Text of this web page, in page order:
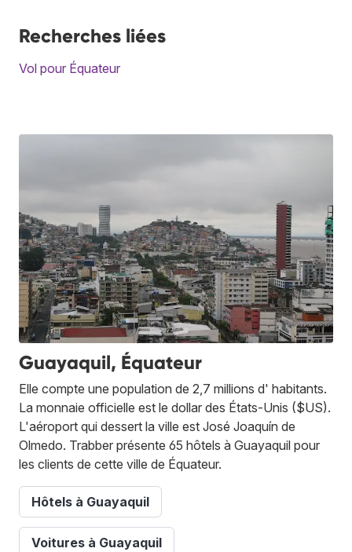
Recherches liées
Vol pour Équateur
Guayaquil, Équateur
Elle compte une population de 2,7 millions d' habitants.
La monnaie officielle est le dollar des États-Unis ($US).
L'aéroport qui dessert la ville est José Joaquín de
Olmedo. Trabber présente 65 hôtels à Guayaquil pour
les clients de cette ville de Équateur.
Hôtels à Guayaquil
Voitures à Guayaquil